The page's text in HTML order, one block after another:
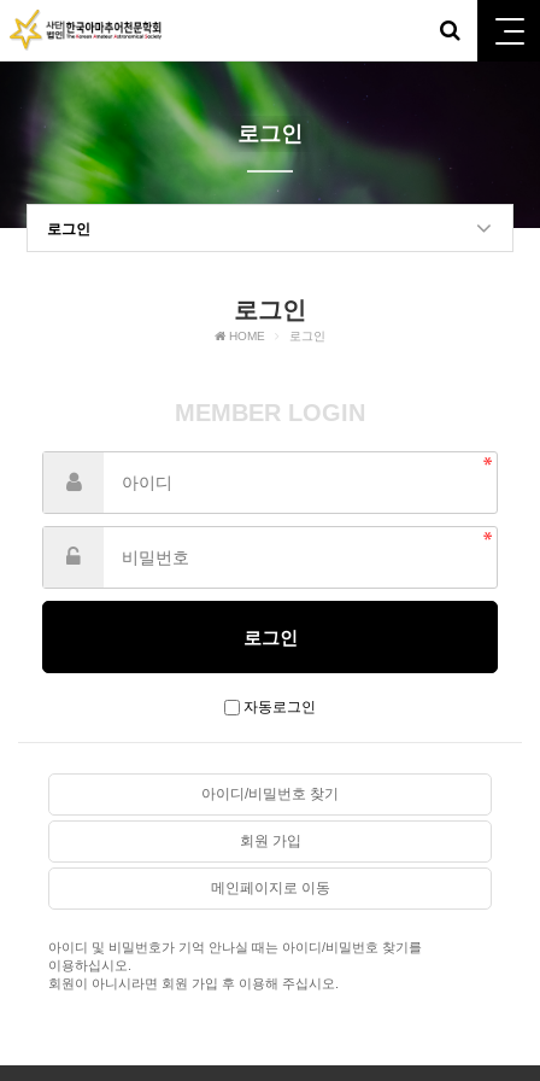
로그인
로그인
로그인
HOME 로그인
MEMBER LOGIN
자동로그인
아이디/비밀번호 찾기
회원 가입
메인페이지로 이동
아이디 및 비밀번호가 기억 안나실 때는 아이디/비밀번호 찾기를
이용하십시오.
회원이 아니시라면 회원 가입 후 이용해 주십시오.